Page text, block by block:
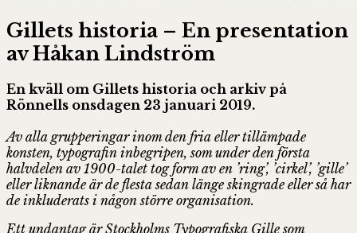
Gillets historia – En presentation
av Håkan Lindström
En kväll om Gillets historia och arkiv på
Rönnells onsdagen 23 januari 2019.
Av alla grupperingar inom den fria eller tillämpade
konsten, typografin inbegripen, som under den första
halvdelen av 1900-talet tog form av en ’ring’, ’cirkel’, ’gille’
eller liknande är de flesta sedan länge skingrade eller så har
de inkluderats i någon större organisation.
Ett undantag är Stockholms Typografiska Gille som